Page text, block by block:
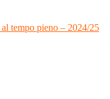
tempo pieno – 2024/25